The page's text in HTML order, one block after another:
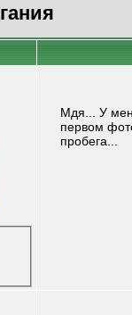
Мдя... У
первом
пробега...